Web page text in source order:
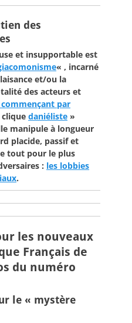
des
et insupportable est
« , incarné
et/ou la
des acteurs et
par
daniéliste »
manipule à longueur
placide, passif et
tout pour le plus
: les lobbies
.
les nouveaux
Français de
du numéro
le « mystère